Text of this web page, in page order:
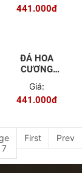
441.000đ
ĐÁ HOA
CƯƠNG
PVC - 9654
Giá:
441.000đ